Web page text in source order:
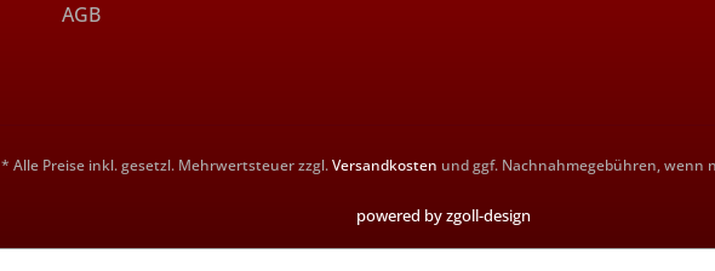
AGB
* Alle Preise inkl. gesetzl. Mehrwertsteuer zzgl.Versandkosten und ggf. Nachnahmegebühren, wenn
powered by zgoll-design